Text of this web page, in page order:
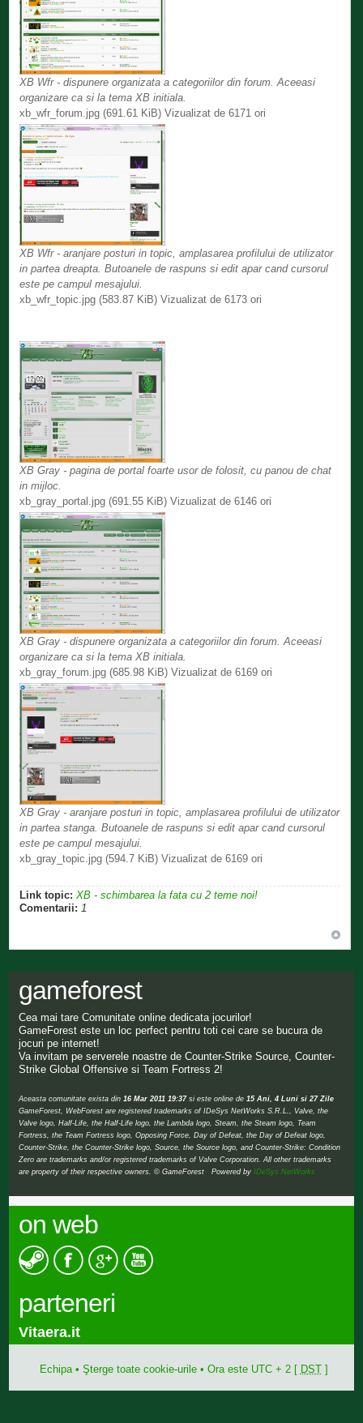
XB Wfr - dispunere organizata a categoriilor din forum. Aceeasi
organizare ca si la tema XB initiala.
xb_wfr_forum.jpg (691.61 KiB) Vizualizat de 6171 ori
XB Wfr - aranjare posturi in topic, amplasarea profilului de utilizator
in partea dreapta. Butoanele de raspuns si edit apar cand cursorul
este pe campul mesajului.
xb_wfr_topic.jpg (583.87 KiB) Vizualizat de 6173 ori
XB Gray - pagina de portal foarte usor de folosit, cu panou de chat
in mijloc.
xb_gray_portal.jpg (691.55 KiB) Vizualizat de 6146 ori
XB Gray - dispunere organizata a categoriilor din forum. Aceeasi
organizare ca si la tema XB initiala.
xb_gray_forum.jpg (685.98 KiB) Vizualizat de 6169 ori
XB Gray - aranjare posturi in topic, amplasarea profilului de utilizator
in partea stanga. Butoanele de raspuns si edit apar cand cursorul
este pe campul mesajului.
xb_gray_topic.jpg (594.7 KiB) Vizualizat de 6169 ori
Link topic: XB - schimbarea la fata cu 2 teme noi!
Comentarii: 1
gameforest
Cea mai tare Comunitate online dedicata jocurilor!
GameForest este un loc perfect pentru toti cei care se bucura de
jocuri pe internet!
Va invitam pe serverele noastre de Counter-Strike Source, Counter-
Strike Global Offensive si Team Fortress 2!
Aceasta comunitate exista din16 Mar 2011 19:37si este online de15 Ani, 4 Luni si 27 Zile
GameForest, WebForest are registered trademarks of IDeSys NetWorks S.R.L., Valve, the
Valve logo, Half-Life, the Half-Life logo, the Lambda logo, Steam, the Steam logo, Team
Fortress, the Team Fortress logo, Opposing Force, Day of Defeat, the Day of Defeat logo,
Counter-Strike, the Counter-Strike logo, Source, the Source logo, and Counter-Strike: Condition
Zero are trademarks and/or registered trademarks of Valve Corporation. All other trademarks
are property of their respective owners. © GameForest Powered byIDeSys NetWorks
on web
parteneri
Vitaera.it
Echipa• Şterge toate cookie-urile• Ora este UTC + 2 [ DST]